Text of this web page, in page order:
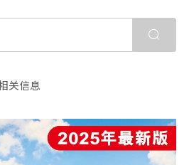
关信息